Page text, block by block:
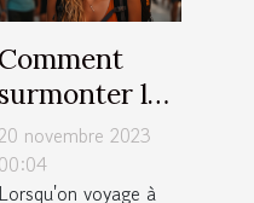
Comment
surmonter le
culturel
lors d'un
novembre 2023
00:04
Lorsqu'on voyage à